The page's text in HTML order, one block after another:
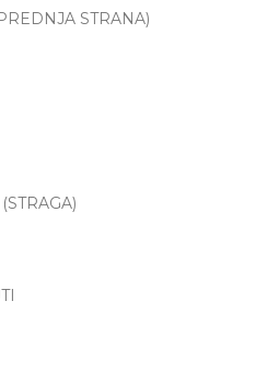
STRANA)